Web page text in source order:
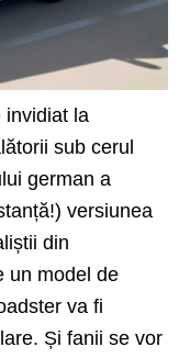
invidiat la
sub cerul
german a
versiunea
din
un model de
va fi
Și fanii se vor